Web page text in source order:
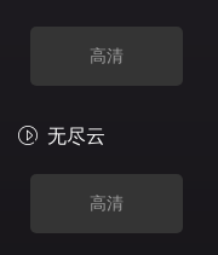
高清
无尽云
高清